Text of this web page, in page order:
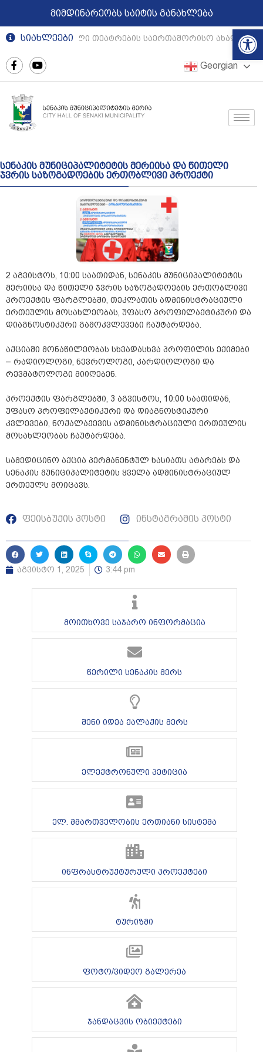
მიმდინარეობს საიტის განახლება
სიახლეები
რეგიონული თეატრების საერთაშორისო
Georgian
სენაკის მუნიციპალიტეტის მერიისა და წითელი
ჯვრის საზოგადოების ერთობლივი პროექტი
2 აგვისტოს, 10:00 საათიდან, სენაკის მუნიციპალიტეტის
მერიისა და წითელი ჯვრის საზოგადოების ერთობლივი
პროექტის ფარგლებში, თეკლათის ადმინისტრაციული
ერთეულის მოსახლეობას, უფასო პროფილაქტიკური და
დიაგნოსტიკური გამოკვლევები ჩაუტარდება.
აქციაში მონაწილეობას სხვადასხვა პროფილის ექიმები
– რადიოლოგი, ნევროლოგი, კარდიოლოგი და
რევმატოლოგი მიიღებენ.
პროექტის ფარგლებში, 3 აგვისტოს, 10:00 საათიდან,
უფასო პროფილაქტიკური და დიაგნოსტიკური
კვლევები, ნოქალაქევის ადმინისტრაციული ერთეულის
მოსახლეობას ჩაუტარდება.
სამედიცინო აქცია პერმანენტულ ხასიათს ატარებს და
სენაკის მუნიციპალიტეტის ყველა ადმინისტრაციულ
ერთეულს მოიცავს.
ფეისბუქის პოსტი ინსტაგრამის პოსტი
აგვისტო 1, 2025 3:44 pm
მოითხოვე საჯარო ინფორმაცია
წერილი სენაკის მერს
შენი იდეა ქალაქის მერს
ელექტრონული პეტიცია
ელ. მმართველობის ერთიანი სისტემა
ინფრასტრუქტურული პროექტები
ტურიზმი
ფოტო/ვიდეო გალერეა
ჯანდაცვის ობიექტები